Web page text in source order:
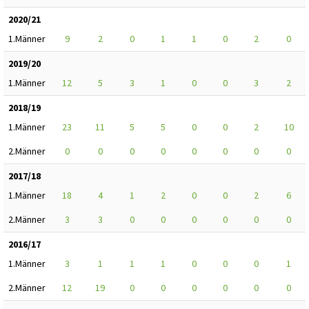
2020/21
1.Männer
9 2 0 1 1 0 2
0
2019/20
1.Männer
12 5 3 1 0 0 3
2
2018/19
1.Männer
23 11 5 5 0 0 2
10
2.Männer
0 0 0 0 0 0 0
0
2017/18
1.Männer
18 4 1 2 0 0 2
6
2.Männer
3 3 0 0 0 0 0
0
2016/17
1.Männer
3 1 1 1 0 0 0
1
2.Männer
12 19 0 0 0 0 0
0